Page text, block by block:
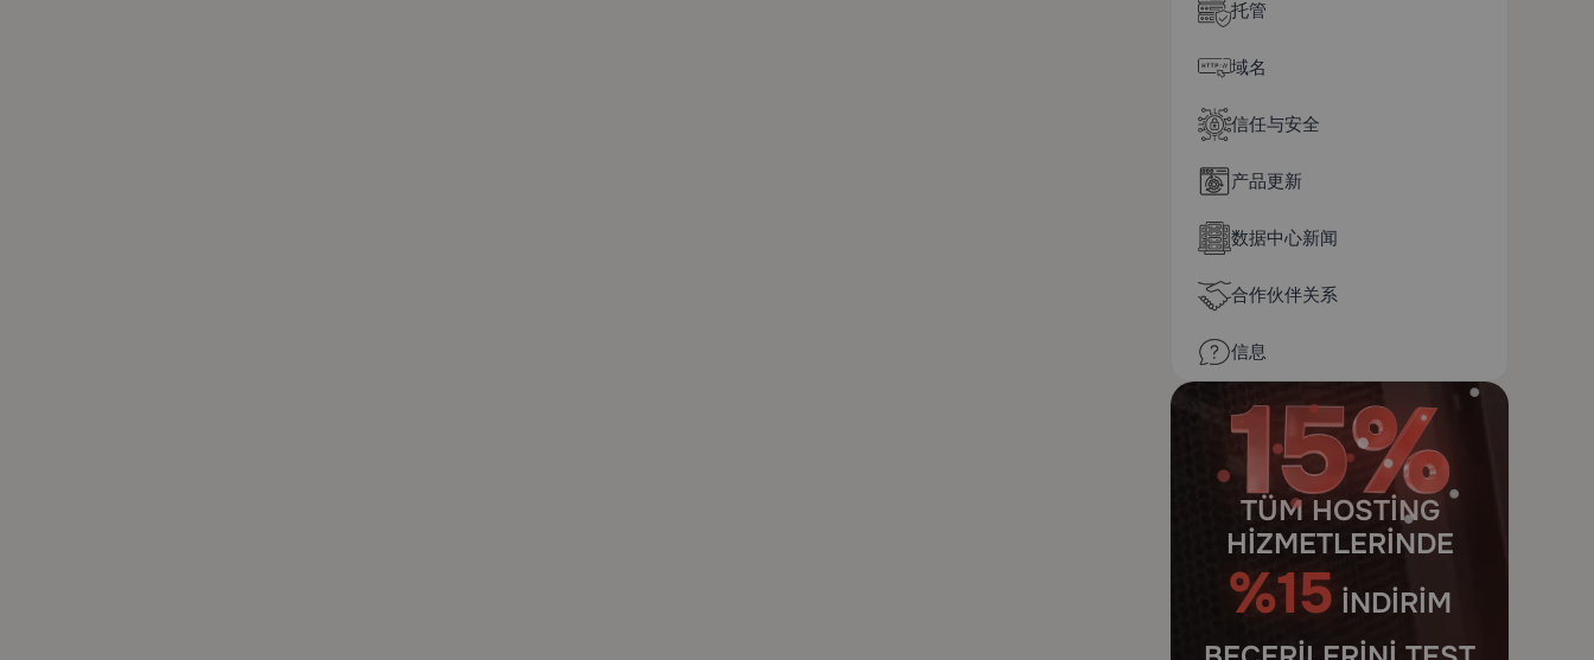
托管
域名
信任与安全
产品更新
数据中心新闻
合作伙伴关系
信息
TÜM HOSTING
HIZMETLERINDE
%15 INDIRIM